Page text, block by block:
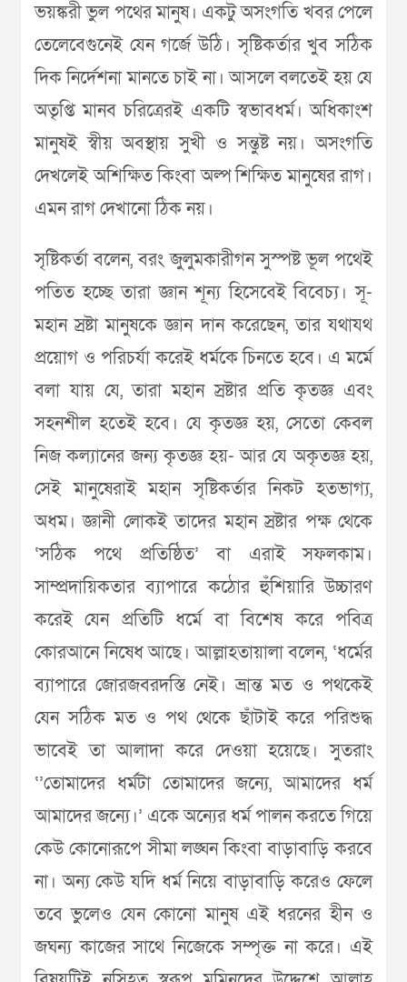
ভয়ঙ্করী ভুল পথের মানুষ। একটু অসংগতি খবর পেলে
তেলেবেগুনেই যেন গর্জে উঠি। সৃষ্টিকর্তার খুব সঠিক
দিক নির্দেশনা মানতে চাই না। আসলে বলতেই হয় যে
অতৃপ্তি মানব চরিত্রেরই একটি স্বভাবধর্ম। অধিকাংশ
মানুষই স্বীয় অবস্থায় সুখী ও সন্তুষ্ট নয়। অসংগতি
দেখলেই অশিক্ষিত কিংবা অল্প শিক্ষিত মানুষের রাগ।
এমন রাগ দেখানো ঠিক নয়।
সৃষ্টিকর্তা বলেন, বরং জুলুমকারীগন সুস্পষ্ট ভূল পথেই
পতিত হচ্ছে তারা জ্ঞান শূন্য হিসেবেই বিবেচ্য। সূ-
মহান স্রষ্টা মানুষকে জ্ঞান দান করেছেন, তার যথাযথ
প্রয়োগ ও পরিচর্যা করেই ধর্মকে চিনতে হবে। এ মর্মে
বলা যায় যে, তারা মহান স্রষ্টার প্রতি কৃতজ্ঞ এবং
সহনশীল হতেই হবে। যে কৃতজ্ঞ হয়, সেতো কেবল
নিজ কল্যানের জন্য কৃতজ্ঞ হয়- আর যে অকৃতজ্ঞ হয়,
সেই মানুষেরাই মহান সৃষ্টিকর্তার নিকট হতভাগ্য,
অধম। জ্ঞানী লোকই তাদের মহান স্রষ্টার পক্ষ থেকে
‘সঠিক পথে প্রতিষ্ঠিত’ বা এরাই সফলকাম।
সাম্প্রদায়িকতার ব্যাপারে কঠোর হুঁশিয়ারি উচ্চারণ
করেই যেন প্রতিটি ধর্মে বা বিশেষ করে পবিত্র
কোরআনে নিষেধ আছে। আল্লাহতায়ালা বলেন, ‘ধর্মের
ব্যাপারে জোরজবরদস্তি নেই। ভ্রান্ত মত ও পথকেই
যেন সঠিক মত ও পথ থেকে ছাঁটাই করে পরিশুদ্ধ
ভাবেই তা আলাদা করে দেওয়া হয়েছে। সুতরাং
‘’তোমাদের ধর্মটা তোমাদের জন্যে, আমাদের ধর্ম
আমাদের জন্যে।’ একে অন্যের ধর্ম পালন করতে গিয়ে
কেউ কোনোরূপে সীমা লঙ্ঘন কিংবা বাড়াবাড়ি করবে
না। অন্য কেউ যদি ধর্ম নিয়ে বাড়াবাড়ি করেও ফেলে
তবে ভুলেও যেন কোনো মানুষ এই ধরনের হীন ও
জঘন্য কাজের সাথে নিজেকে সম্পৃক্ত না করে। এই